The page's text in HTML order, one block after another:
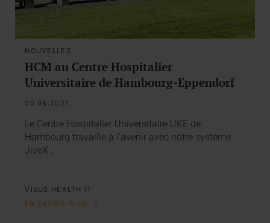
NOUVELLES
HCM au Centre Hospitalier
Universitaire de Hambourg-Eppendorf
05.08.2021
Le Centre Hospitalier Universitaire UKE de
Hambourg travaille à l’avenir avec notre système
JiveX…
VISUS HEALTH IT
EN SAVOIR PLUS